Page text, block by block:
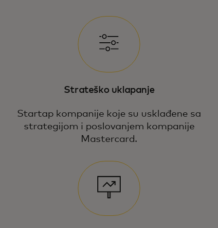
Strateško uklapanje
Startap kompanije koje su usklađene sa
strategijom i poslovanjem kompanije
Mastercard.